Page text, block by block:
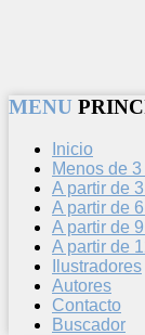
MENU
Inicio
Menos de
A partir de
A partir de
A partir de
A partir de
Ilustradores
Autores
Contacto
Buscador